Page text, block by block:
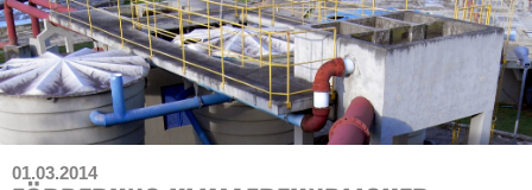
01.03.2014